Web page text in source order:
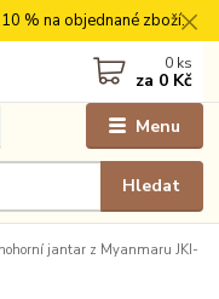
% na objednané zboží.
Menu
Hledat
0 ks
za 0 Kč
jantar z Myanmaru JKI-